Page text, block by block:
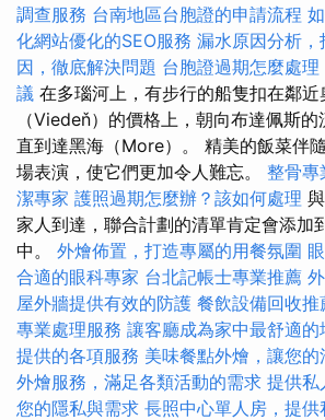
調查服務 台南地區台胞證的申請流程
化網站優化的SEO服務 漏水原因分析
因，徹底解決問題 台胞證過期怎麼處
議 在多瑙河上，有步行的船隻扣在鄰
（Viedeň）的價格上，朝向布達佩斯
直到達黑海（More）。 精美的飯菜伴
場表演，使它們更加令人難忘。 整骨專
潔專家 護照過期怎麼辦？該如何處理
家人到達，聯合計劃的清單肯定會添加
中。 外燴佈置，打造專屬的用餐氛圍
合適的眼科專家 台北記帳士專業推薦
屋外牆提供有效的防護 餐飲設備回收
專業處理服務 讓客廳成為家中最舒適的
提供的各項服務 美味餐點外燴，讓您
外燴服務，滿足各類活動的需求 提供私
您的隱私與需求 長照中心單人房，提